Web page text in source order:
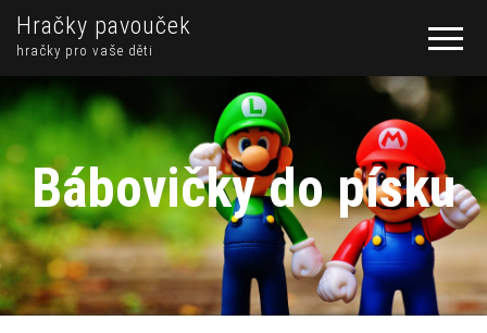
Hračky pavouček
hračky pro vaše děti
Bábovičky do písku